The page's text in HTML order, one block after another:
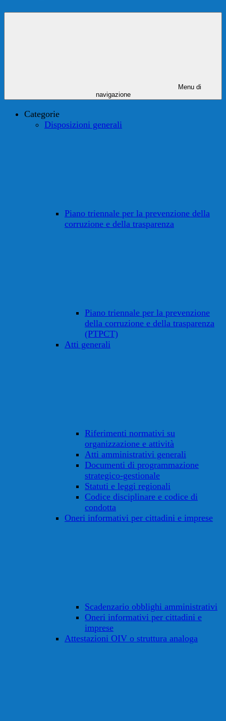
Menu di
navigazione
Categorie
Disposizioni generali
Piano triennale per la prevenzione della
corruzione e della trasparenza
Piano triennale per la prevenzione
della corruzione e della trasparenza
(PTPCT)
Atti generali
Riferimenti normativi su
organizzazione e attività
Atti amministrativi generali
Documenti di programmazione
strategico-gestionale
Statuti e leggi regionali
Codice disciplinare e codice di
condotta
Oneri informativi per cittadini e imprese
Scadenzario obblighi amministrativi
Oneri informativi per cittadini e
imprese
Attestazioni OIV o struttura analoga